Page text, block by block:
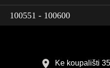
100551 - 100600
Ke koupališti